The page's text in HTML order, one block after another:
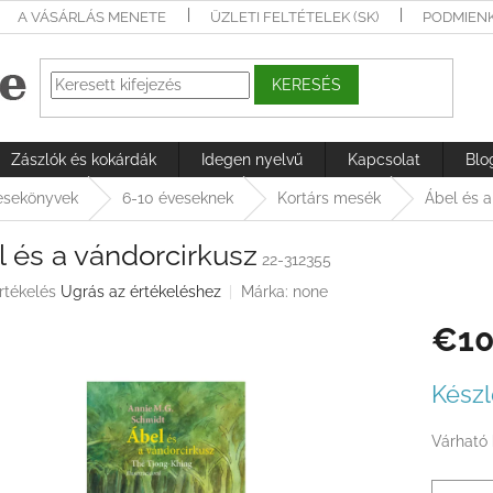
A VÁSÁRLÁS MENETE ÜZLETI FELTÉTELEK (SK)
KERESÉS
Zászlók és kokárdák Idegen nyelvű Kapcsolat
6-10 éveseknek Kortárs mesék Ábel és
és a vándorcirkusz 22-312355
Ugrás az értékeléshez Márka: none
Várható